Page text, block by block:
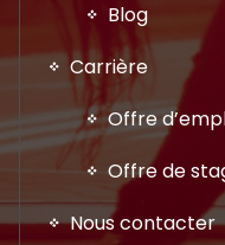
Blog
Carrière
Offre
Offre de
Nous contacter